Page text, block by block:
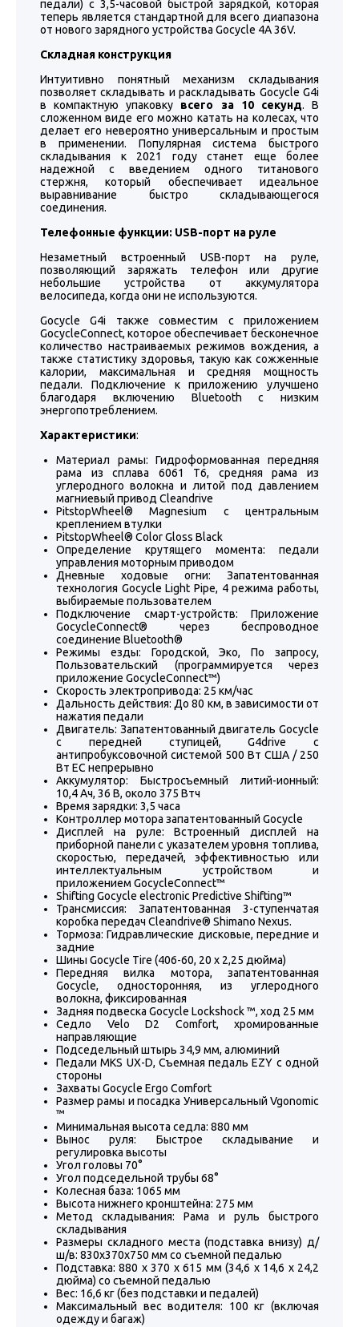
педали) с 3,5-часовой быстрой зарядкой, которая
теперь является стандартной для всего диапазона
от нового зарядного устройства Gocycle 4A 36V.
Складная конструкция
Интуитивно понятный механизм складывания
позволяет складывать и раскладывать Gocycle G4i
в компактную упаковку всего за 10 секунд. В
сложенном виде его можно катать на колесах, что
делает его невероятно универсальным и простым
в применении. Популярная система быстрого
складывания к 2021 году станет еще более
надежной с введением одного титанового
стержня, который обеспечивает идеальное
выравнивание быстро складывающегося
соединения.
Телефонные функции: USB-порт на руле
Незаметный встроенный USB-порт на руле,
позволяющий заряжать телефон или другие
небольшие устройства от аккумулятора
велосипеда, когда они не используются.
Gocycle G4i также совместим с приложением
GocycleConnect, которое обеспечивает бесконечное
количество настраиваемых режимов вождения, а
также статистику здоровья, такую ​​как сожженные
калории, максимальная и средняя мощность
педали. Подключение к приложению улучшено
благодаря включению Bluetooth с низким
энергопотреблением.
Характеристики:
Материал рамы: Гидроформованная передняя
рама из сплава 6061 T6, средняя рама из
углеродного волокна и литой под давлением
магниевый привод Cleandrive
PitstopWheel® Magnesium с центральным
креплением втулки
PitstopWheel® Color Gloss Black
Определение крутящего момента: педали
управления моторным приводом
Дневные ходовые огни: Запатентованная
технология Gocycle Light Pipe, 4 режима работы,
выбираемые пользователем
Подключение смарт-устройств: Приложение
GocycleConnect® через беспроводное
соединение Bluetooth®
Режимы езды: Городской, Эко, По запросу,
Пользовательский (программируется через
приложение GocycleConnect™)
Скорость электропривода: 25 км/час
Дальность действия: До 80 км, в зависимости от
нажатия педали
Двигатель: Запатентованный двигатель Gocycle
с передней ступицей, G4drive с
антипробуксовочной системой 500 Вт США / 250
Вт ЕС непрерывно
Аккумулятор: Быстросъемный литий-ионный:
10,4 Ач, 36 В, около 375 Втч
Время зарядки: 3,5 часа
Контроллер мотора запатентованный Gocycle
Дисплей на руле: Встроенный дисплей на
приборной панели с указателем уровня топлива,
скоростью, передачей, эффективностью или
интеллектуальным устройством и
приложением GocycleConnect™
Shifting Gocycle electronic Predictive Shifting™
Трансмиссия: Запатентованная 3-ступенчатая
коробка передач Cleandrive® Shimano Nexus.
Тормоза: Гидравлические дисковые, передние и
задние
Шины Gocycle Tire (406-60, 20 x 2,25 дюйма)
Передняя вилка мотора, запатентованная
Gocycle, односторонняя, из углеродного
волокна, фиксированная
Задняя подвеска Gocycle Lockshock ™, ход 25 мм
Седло Velo D2 Comfort, хромированные
направляющие
Подседельный штырь 34,9 мм, алюминий
Педали MKS UX-D, Съемная педаль EZY с одной
стороны
Захваты Gocycle Ergo Comfort
Размер рамы и посадка Универсальный Vgonomic
™
Минимальная высота седла: 880 мм
Вынос руля: Быстрое складывание и
регулировка высоты
Угол головы 70°
Угол подседельной трубы 68°
Колесная база: 1065 мм
Высота нижнего кронштейна: 275 мм
Метод складывания: Рама и руль быстрого
складывания
Размеры складного места (подставка внизу) д/
ш/в: 830х370х750 мм со съемной педалью
Подставка: 880 x 370 x 615 мм (34,6 x 14,6 x 24,2
дюйма) со съемной педалью
Вес: 16,6 кг (без подставки и педалей)
Максимальный вес водителя: 100 кг (включая
одежду и багаж)